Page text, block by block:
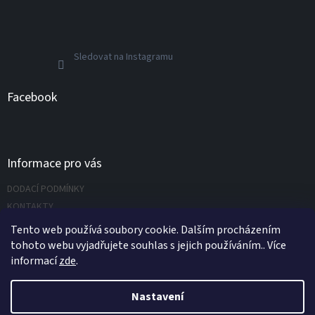
Tento web používá soubory cookie. Dalším procházením
tohoto webu vyjadřujete souhlas s jejich používáním.. Více
informacízde.
Nastavení
Sledovat na Instagramu
Facebook
Informace pro vás
DODACÍ PODMÍNKY
KONTAKTY
Napište nám